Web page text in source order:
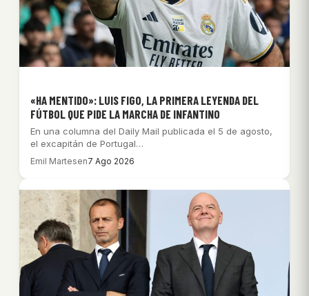
«HA MENTIDO»: LUIS FIGO, LA PRIMERA LEYENDA DEL
FÚTBOL QUE PIDE LA MARCHA DE INFANTINO
En una columna del Daily Mail publicada el 5 de agosto,
el excapitán de Portugal…
Emil Martesen7 Ago 2026